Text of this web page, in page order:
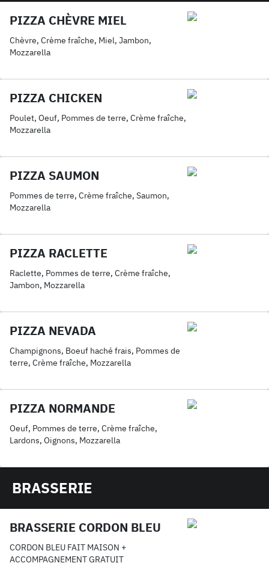
PIZZA CHÈVRE MIEL
Chèvre, Crème fraîche, Miel, Jambon,
Mozzarella
PIZZA CHICKEN
Poulet, Oeuf, Pommes de terre, Crème fraîche,
Mozzarella
PIZZA SAUMON
Pommes de terre, Crème fraîche, Saumon,
Mozzarella
PIZZA RACLETTE
Raclette, Pommes de terre, Crème fraîche,
Jambon, Mozzarella
PIZZA NEVADA
Champignons, Boeuf haché frais, Pommes de
terre, Crème fraîche, Mozzarella
PIZZA NORMANDE
Oeuf, Pommes de terre, Crème fraîche,
Lardons, Oignons, Mozzarella
BRASSERIE
BRASSERIE CORDON BLEU
CORDON BLEU FAIT MAISON +
ACCOMPAGNEMENT GRATUIT